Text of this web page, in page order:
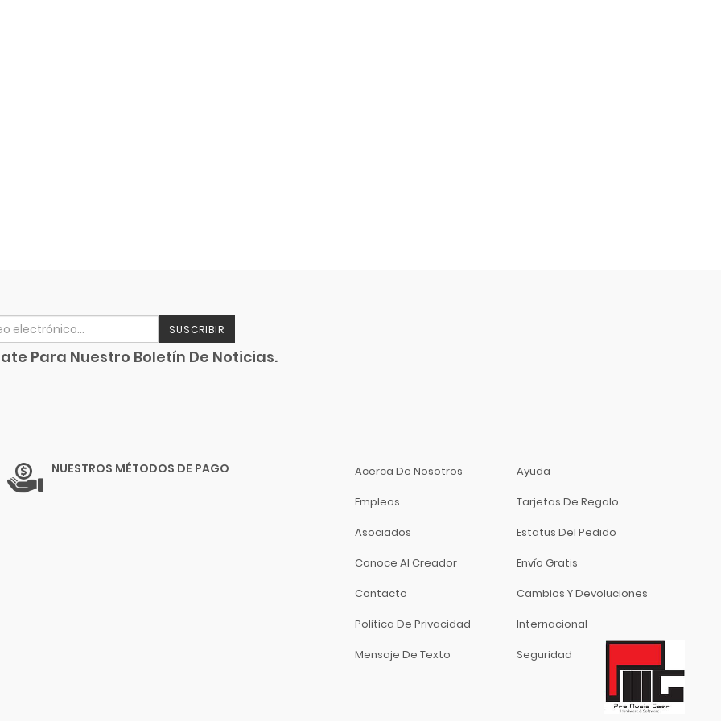
SUSCRIBIR
Para Nuestro Boletín De Noticias.
NUESTROS MÉTODOS DE PAGO
Ayuda
Tarjetas De Regalo
Estatus Del Pedido
Envío Gratis
Cambios Y Devoluciones
Internacional
Seguridad
Acerca De Nosotros
Empleos
Asociados
Conoce Al Creador
Contacto
Política De Privacidad
Mensaje De Texto